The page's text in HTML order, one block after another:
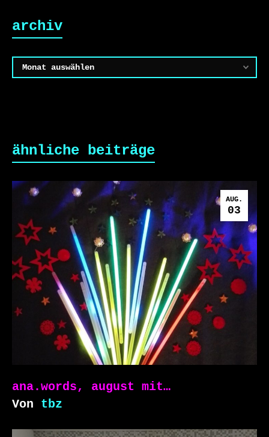
archiv
Archiv
ähnliche beiträge
AUG.
03
ana.words, august mit…
Von tbz